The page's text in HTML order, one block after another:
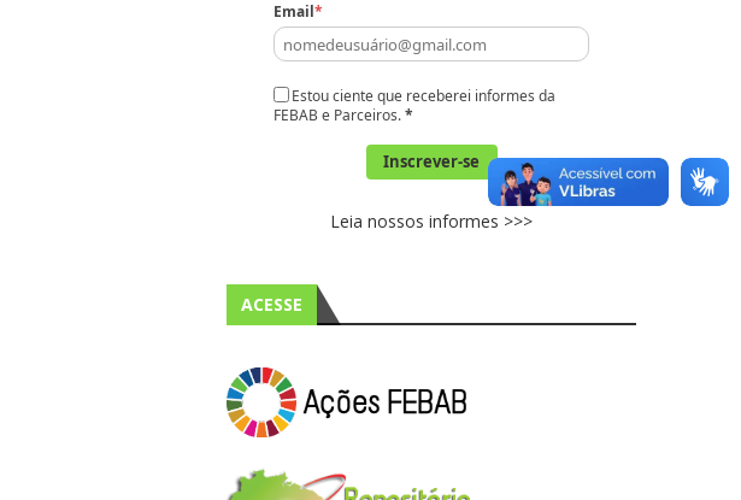
Email*
Estou ciente que receberei informes da
FEBAB e Parceiros.*
Inscrever-se
Leia nossos informes >>>
ACESSE